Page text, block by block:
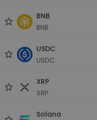
BNB
BNB
USDC
USDC
XRP
XRP
Solana